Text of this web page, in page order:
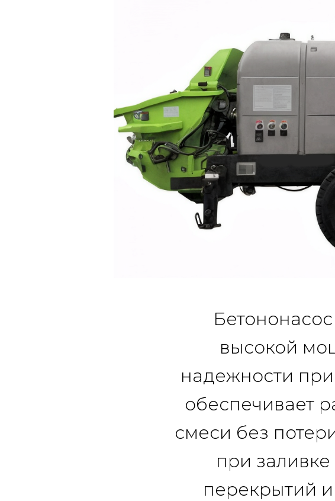
Бетононасос
высокой
надежности
обеспечивает
смеси без
при
перекрытий